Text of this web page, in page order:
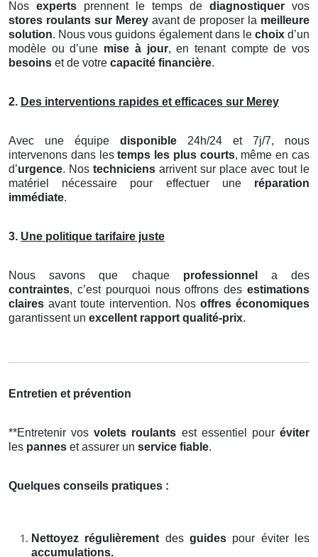
Nos experts prennent le temps de diagnostiquer vos
stores roulants sur Merey avant de proposer la meilleure
solution. Nous vous guidons également dans le choixd’un
modèle ou d’une mise à jour, en tenant compte de vos
besoins et de votre capacité financière.
2. Des interventions rapides et efficaces sur Merey
Avec une équipe disponible 24h/24 et 7j/7, nous
intervenons dans lestemps les plus courts, même en cas
d’urgence. Nos techniciens arrivent sur place avec tout le
matériel nécessaire pour effectuer une réparation
immédiate.
3. Une politique tarifaire juste
Nous savons que chaque professionnel
a des
contraintes, c’est pourquoi nous offrons des estimations
claires avant toute intervention. Nos offres économiques
garantissent un excellent rapport qualité-prix.
Entretien et prévention
**Entretenir vosvolets roulants est essentiel pouréviter
les pannes et assurer un service fiable.
Quelques conseils pratiques :
Nettoyez régulièrement desguides pour éviter les
accumulations.